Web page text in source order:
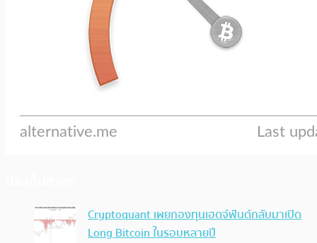
Cryptoquant เผยกองทุนเฮดจ์ฟันด์กลับมาเปิด
Long Bitcoin ในรอบหลายปี